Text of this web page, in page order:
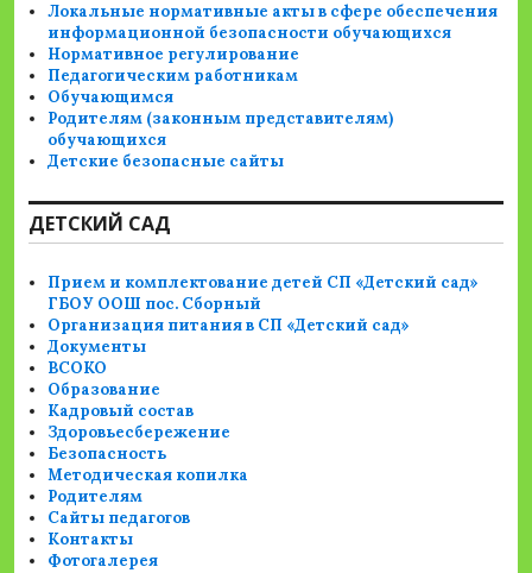
Локальные нормативные акты в сфере обеспечения
информационной безопасности обучающихся
Нормативное регулирование
Педагогическим работникам
Обучающимся
Родителям (законным представителям)
обучающихся
Детские безопасные сайты
ДЕТСКИЙ САД
Прием и комплектование детей СП «Детский сад»
ГБОУ ООШ пос. Сборный
Организация питания в СП «Детский сад»
Документы
ВСОКО
Образование
Кадровый состав
Здоровьесбережение
Безопасность
Методическая копилка
Родителям
Сайты педагогов
Контакты
Фотогалерея